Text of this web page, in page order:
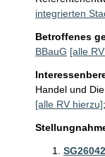
integrierten
Betroffenes
BBauG [alle
Handel und
[alle RV hierzu];